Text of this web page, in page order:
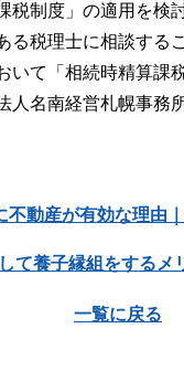
税制度」の適用を検
る税理士に相談する
いて「相続時精算課
人名南経営札幌事務
不動産が有効な理由
て養子縁組をするメ
一覧に戻る